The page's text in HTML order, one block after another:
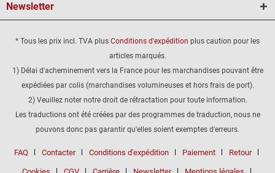
Newsletter
* Tous les prix incl. TVA plus Conditions d'expédition plus caution pour les
articles marqués.
1) Délai d'acheminement vers la France pour les marchandises pouvant être
expédiées par colis (marchandises volumineuses et hors frais de port).
2) Veuillez noter notre droit de rétractation pour toute information.
Les traductions ont été créées par des programmes de traduction, nous ne
pouvons donc pas garantir qu'elles soient exemptes d'erreurs.
FAQ Contacter Conditions d'expédition Paiement Retour